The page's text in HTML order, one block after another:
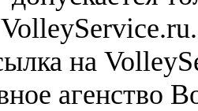
на
агенство